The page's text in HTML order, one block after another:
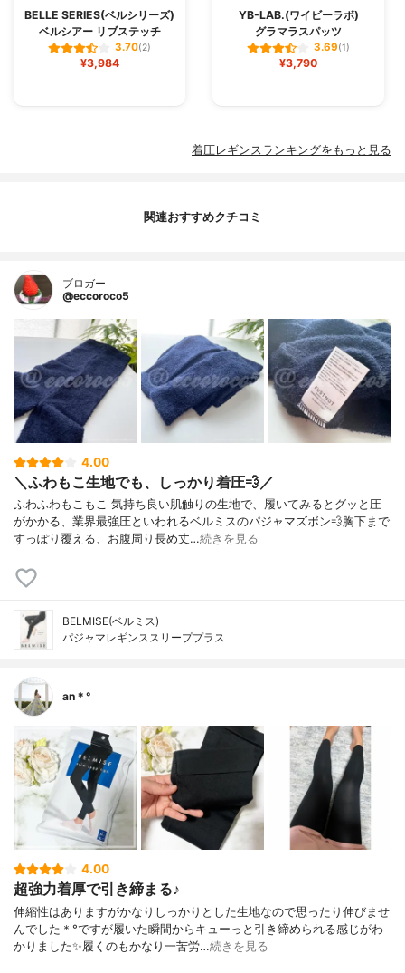
BELLE SERIES(ベルシリーズ)
ベルシアー リブステッチ
3.70(2)
¥3,984
YB-LAB.(ワイビーラボ)
グラマラスパッツ
3.69(1)
¥3,790
着圧レギンスランキングをもっと見る
関連おすすめクチコミ
ブロガー
@eccoroco5
4.00
＼ふわもこ生地でも、しっかり着圧💨／
ふわふわもこもこ 気持ち良い肌触りの生地で、履いてみるとグッと圧
がかかる、業界最強圧といわれるベルミスのパジャマズボン💨⁡胸下まで
すっぽり覆える、お腹周り長め丈…続きを見る
BELMISE(ベルミス)
パジャマレギンススリーププラス
an＊°
4.00
超強力着厚で引き締まる♪
伸縮性はありますがかなりしっかりとした生地なので思ったり伸びませ
んでした＊°ですが履いた瞬間からキューっと引き締められる感じがわ
かりました✨履くのもかなり一苦労…続きを見る